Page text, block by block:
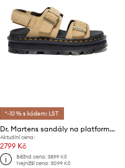
*-10 % s kódem: LST
Dr. Martens sandály na platformě dámské semišové ZebZag Sandal
Aktuální cena:
2799 Kč
Běžná cena:3899 Kč
Nejnižší cena:3099 Kč